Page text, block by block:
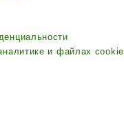
и файлах cookie